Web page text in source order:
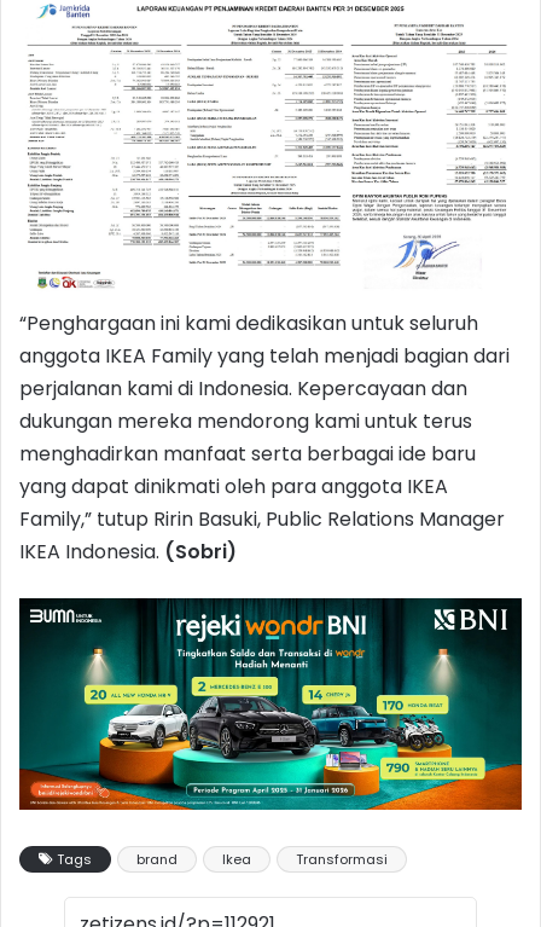
“Penghargaan ini kami dedikasikan untuk seluruh
anggota IKEA Family yang telah menjadi bagian dari
perjalanan kami di Indonesia. Kepercayaan dan
dukungan mereka mendorong kami untuk terus
menghadirkan manfaat serta berbagai ide baru
yang dapat dinikmati oleh para anggota IKEA
Family,” tutup Ririn Basuki, Public Relations Manager
IKEA Indonesia. (Sobri)
Tags brand Ikea Transformasi